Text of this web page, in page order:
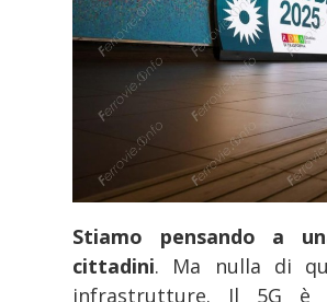
Stiamo pensando a
cittadini. Ma nulla di
infrastrutture. Il 5G